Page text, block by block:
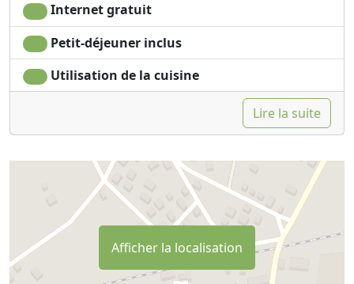
Internet gratuit
Petit-déjeuner inclus
Utilisation de la cuisine
Lire la suite
Afficher la localisation